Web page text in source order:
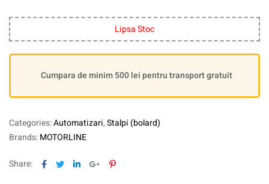
Lipsa Stoc
Cumpara de minim 500 lei pentru transport gratuit
Categories:Automatizari,Stalpi (bolard)
Brands:MOTORLINE
Share: Facebook
TwitterLinkedinGoogle+Pinterest